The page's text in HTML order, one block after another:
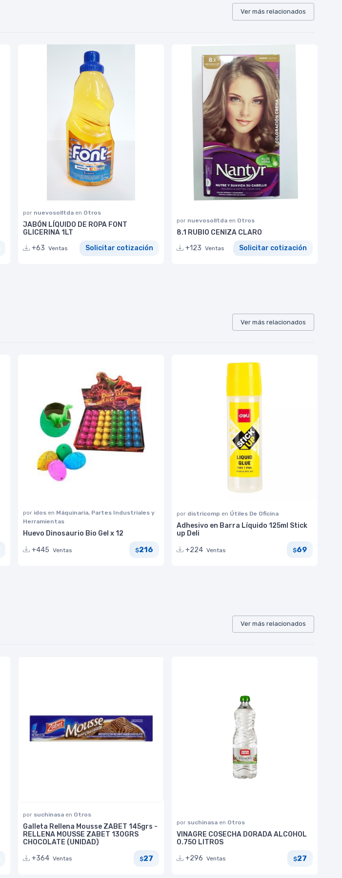
Ver más relacionados
por nuevosolltda en Otros
JABÓN LÍQUIDO DE ROPA FONT
GLICERINA 1LT
+63 Ventas Solicitar cotización
por nuevosolltda en Otros
8.1 RUBIO CENIZA CLARO
+123 Ventas Solicitar cotización
Ver más relacionados
por idos en Máquinaria, Partes Industriales y
Herramientas
Huevo Dinosaurio Bio Gel x 12
+445 Ventas $216
por districomp en Útiles De Oficina
Adhesivo en Barra Líquido 125ml Stick
up Deli
+224 Ventas $69
Ver más relacionados
por suchinasa en Otros
Galleta Rellena Mousse ZABET 145grs -
RELLENA MOUSSE ZABET 130GRS
CHOCOLATE (UNIDAD)
+364 Ventas $27
por suchinasa en Otros
VINAGRE COSECHA DORADA ALCOHOL
0.750 LITROS
+296 Ventas $27